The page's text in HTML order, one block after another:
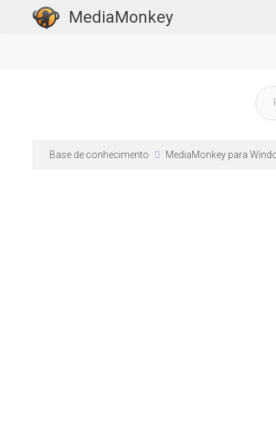
MediaMonkey
Base de conhecimento MediaMonkey para